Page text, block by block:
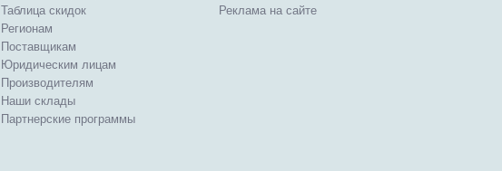
Таблица скидок
Регионам
Поставщикам
Юридическим лицам
Производителям
Наши склады
Партнерские программы
Реклама на сайте